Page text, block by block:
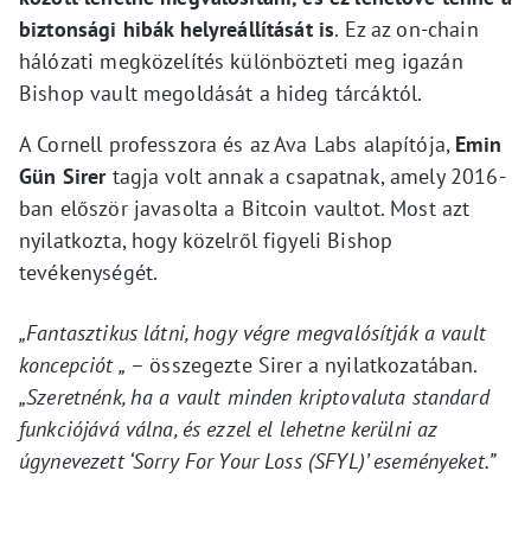
biztonsági hibák helyreállítását is. Ez az on-chain
hálózati megközelítés különbözteti meg igazán
Bishop vault megoldását a hideg tárcáktól.
A Cornell professzora és az Ava Labs alapítója, Emin
Gün Sirertagja volt annak a csapatnak, amely 2016-
ban először javasolta a Bitcoin vaultot. Most azt
nyilatkozta, hogy közelről figyeli Bishop
tevékenységét.
„Fantasztikus látni, hogy végre megvalósítják a vault
koncepciót „ – összegezte Sirer a nyilatkozatában.
„Szeretnénk, ha a vault minden kriptovaluta standard
funkciójává válna, és ezzel el lehetne kerülni az
úgynevezett ‘Sorry For Your Loss (SFYL)’ eseményeket.”